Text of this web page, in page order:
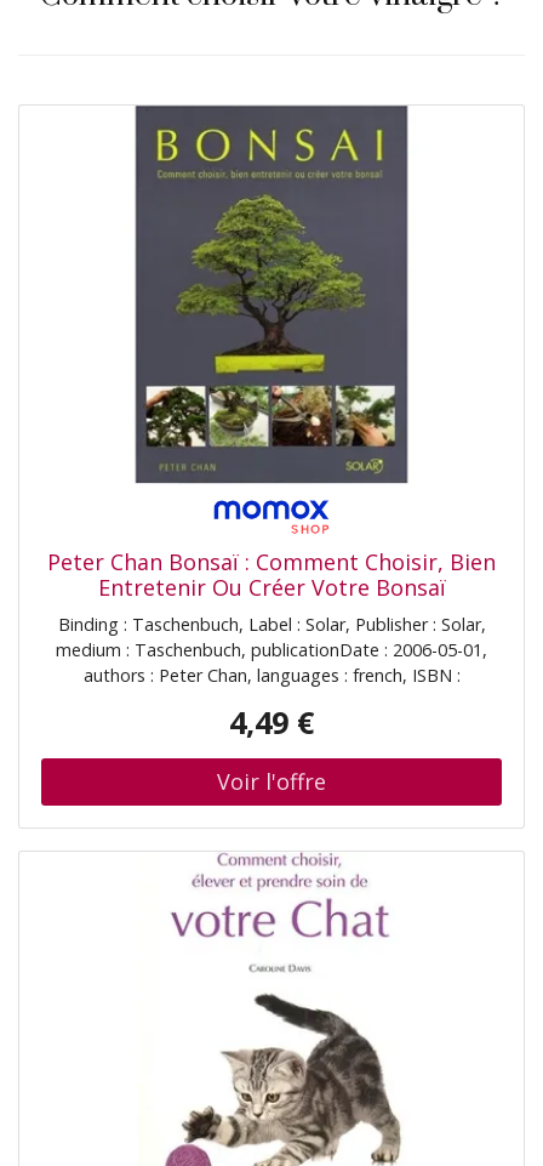
Peter Chan Bonsaï : Comment Choisir, Bien
Entretenir Ou Créer Votre Bonsaï
Binding : Taschenbuch, Label : Solar, Publisher : Solar,
medium : Taschenbuch, publicationDate : 2006-05-01,
authors : Peter Chan, languages : french, ISBN :
4,49 €